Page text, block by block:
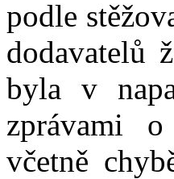
podle
dodavatelů
byla v
zprávami
včetně